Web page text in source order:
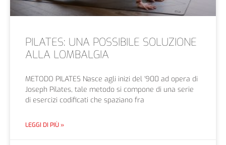
PILATES: UNA POSSIBILE SOLUZIONE
ALLA LOMBALGIA
METODO PILATES Nasce agli inizi del ‘900 ad opera di
Joseph Pilates, tale metodo si compone di una serie
di esercizi codificati che spaziano fra
LEGGI DI PIÙ »